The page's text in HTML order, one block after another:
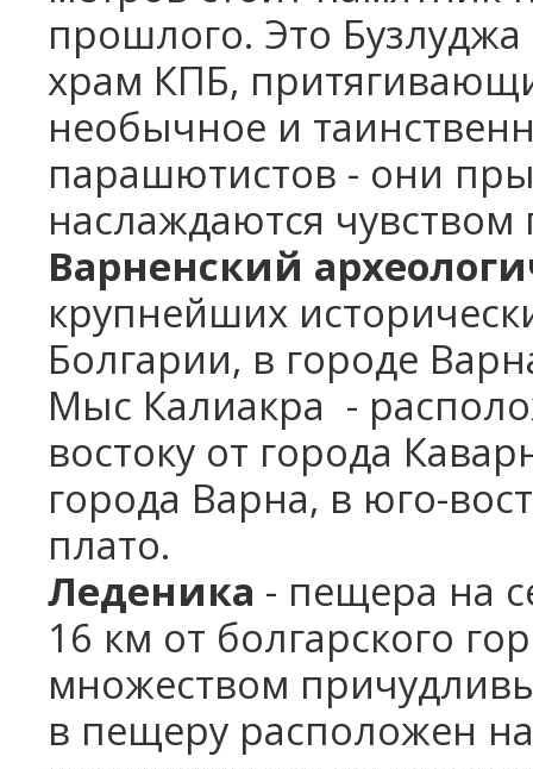
прошлого. Это
храм КПБ,
необычное и
парашютистов - они
наслаждаются чувством
Варненский
крупнейших
Болгарии, в городе
Мыс Калиакра -
востоку от города
города Варна, в юго-
плато.
Леденика - пещера на
16 км от болгарского
множеством
в пещеру расположен